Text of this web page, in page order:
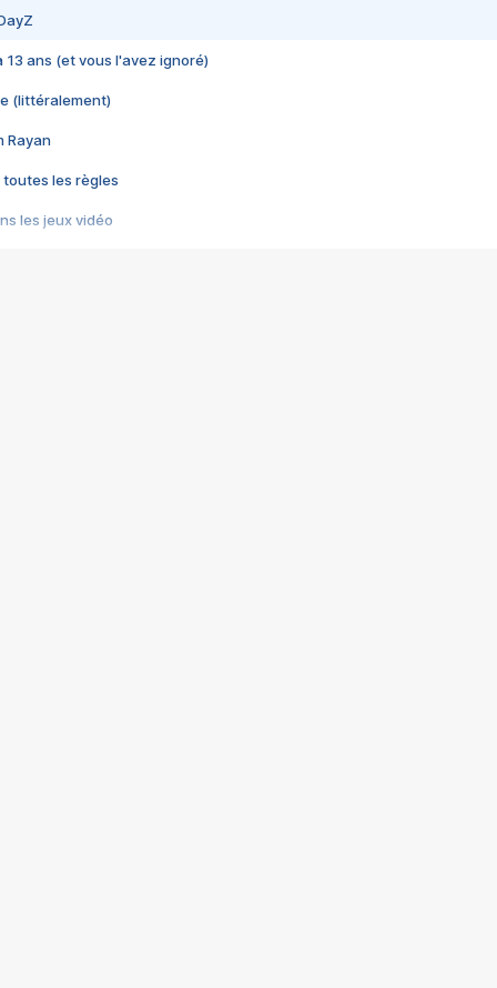
13 ans (et vous l'avez ignoré)
(littéralement)
Rayan
toutes les règles
les jeux vidéo